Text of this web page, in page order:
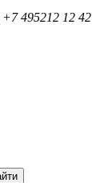
+7 495212 12 42